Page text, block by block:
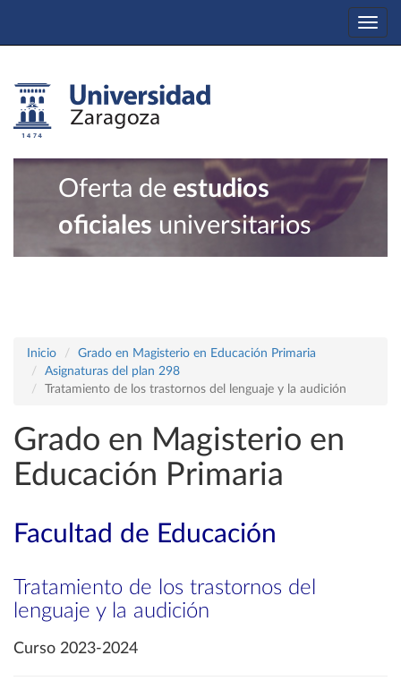
Oferta de estudios
oficiales universitarios
Inicio
Grado en Magisterio en Educación Primaria
Asignaturas del plan 298
Tratamiento de los trastornos del lenguaje y la audición
Grado en Magisterio en
Educación Primaria
Facultad de Educación
Tratamiento de los trastornos del
lenguaje y la audición
Curso 2023-2024